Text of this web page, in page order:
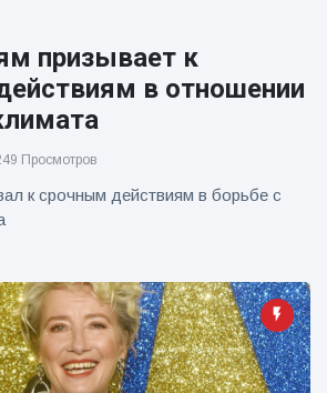
призывает к
в отношении
Просмотров
к срочным действиям в борьбе с